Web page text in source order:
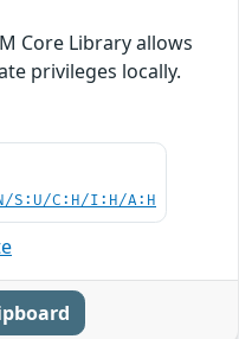
Core Library allows
privileges locally.
S:U/C:H/I:H/A:H